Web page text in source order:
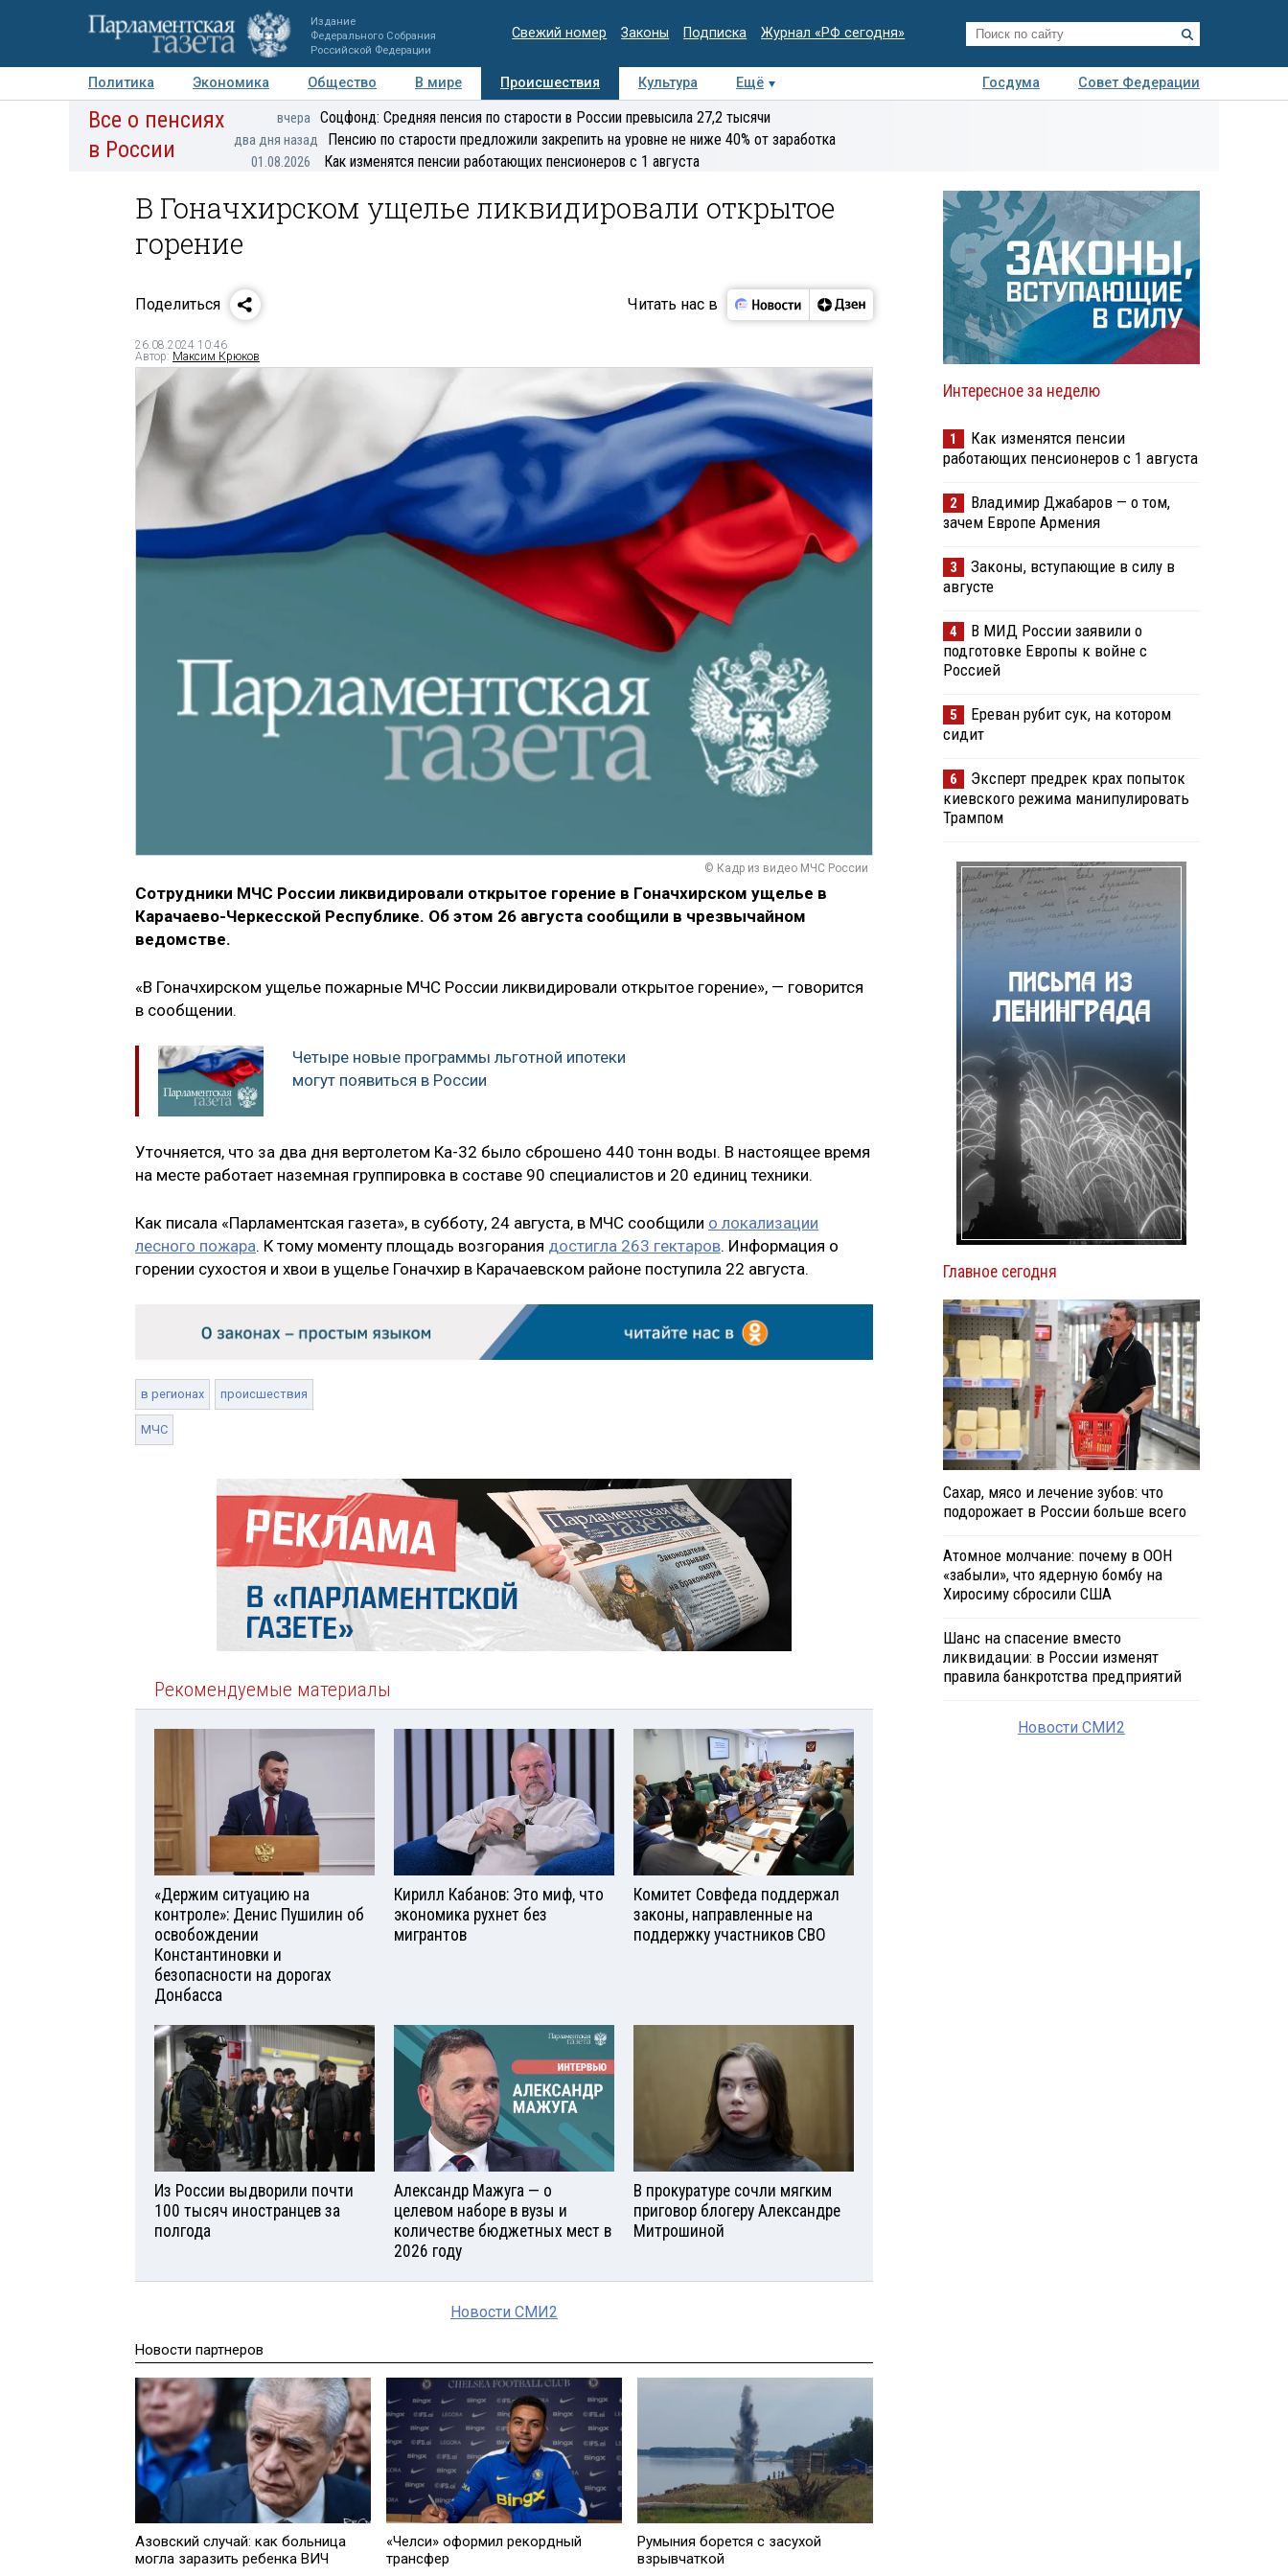
Издание
Федерального Собрания
Российской Федерации
Свежий номер Законы Подписка Журнал «РФ сегодня»
Политика Экономика Общество В мире Происшествия Культура Ещё Госдума
Совет Федерации
Авторы Персоны Мнения Регионы Медиацентр Интервью Колумнисты
экспертиза
Все о пенсиях
в России
вчера Соцфонд: Средняя пенсия по старости в России превысила 27,2 тысячи
два дня назад Пенсию по старости предложили закрепить на уровне не ниже 40% от заработка
01.08.2026 Как изменятся пенсии работающих пенсионеров с 1 августа
В Гоначхирском ущелье ликвидировали открытое
горение
Поделиться Читать нас в
26.08.2024 10:46
Автор: Максим Крюков
© Кадр из видео МЧС России
Сотрудники МЧС России ликвидировали открытое горение в Гоначхирском ущелье в
Карачаево-Черкесской Республике. Об этом 26 августа сообщили в чрезвычайном
ведомстве.
«В Гоначхирском ущелье пожарные МЧС России ликвидировали открытое горение», — говорится
в сообщении.
Четыре новые программы льготной ипотеки
могут появиться в России
Уточняется, что за два дня вертолетом Ка-32 было сброшено 440 тонн воды. В настоящее время
на месте работает наземная группировка в составе 90 специалистов и 20 единиц техники.
Как писала «Парламентская газета», в субботу, 24 августа, в МЧС сообщили о локализации
лесного пожара. К тому моменту площадь возгорания достигла 263 гектаров. Информация о
горении сухостоя и хвои в ущелье Гоначхир в Карачаевском районе поступила 22 августа.
в регионах происшествия
МЧС
Рекомендуемые материалы
«Держим ситуацию на
контроле»: Денис Пушилин об
освобождении
Константиновки и
безопасности на дорогах
Донбасса
Кирилл Кабанов: Это миф, что
экономика рухнет без
мигрантов
Комитет Совфеда поддержал
законы, направленные на
поддержку участников СВО
Из России выдворили почти
100 тысяч иностранцев за
полгода
Александр Мажуга — о
целевом наборе в вузы и
количестве бюджетных мест в
2026 году
В прокуратуре сочли мягким
приговор блогеру Александре
Митрошиной
Новости СМИ2
Новости партнеров
Азовский случай: как больница
могла заразить ребенка ВИЧ
«Челси» оформил рекордный
трансфер
Румыния борется с засухой
взрывчаткой
Интересное за неделю
1
Как изменятся пенсии
работающих пенсионеров с 1 августа
2
Владимир Джабаров — о том,
зачем Европе Армения
3
Законы, вступающие в силу в
августе
4
В МИД России заявили о
подготовке Европы к войне с
Россией
5
Ереван рубит сук, на котором
сидит
6
Эксперт предрек крах попыток
киевского режима манипулировать
Трампом
Главное сегодня
Сахар, мясо и лечение зубов: что
подорожает в России больше всего
Атомное молчание: почему в ООН
«забыли», что ядерную бомбу на
Хиросиму сбросили США
Шанс на спасение вместо
ликвидации: в России изменят
правила банкротства предприятий
Новости СМИ2